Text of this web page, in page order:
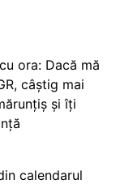
ora: Dacă mă
câștig mai
și îți
calendarul